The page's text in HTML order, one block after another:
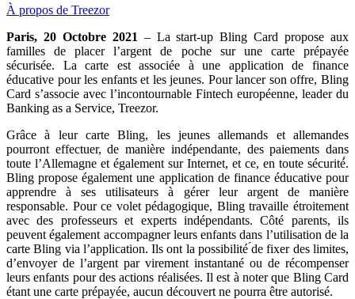
À propos de Treezor
Paris, 20 Octobre 2021 – La start-up Bling Card propose aux
familles de placer l’argent de poche sur une carte prépayée
sécurisée. La carte est associée à une application de finance
éducative pour les enfants et les jeunes. Pour lancer son offre, Bling
Card s’associe avec l’incontournable Fintech européenne, leader du
Banking as a Service, Treezor.
Grâce à leur carte Bling, les jeunes allemands et allemandes
pourront effectuer, de manière indépendante, des paiements dans
toute l’Allemagne et également sur Internet, et ce, en toute sécurité́.
Bling propose également une application de finance éducative pour
apprendre à ses utilisateurs à gérer leur argent de manière
responsable. Pour ce volet pédagogique, Bling travaille étroitement
avec des professeurs et experts indépendants. Côté parents, ils
peuvent également accompagner leurs enfants dans l’utilisation de la
carte Bling via l’application. Ils ont la possibilité ́de fixer des limites,
d’envoyer de l’argent par virement instantané ou de récompenser
leurs enfants pour des actions réalisées. Il est à noter que Bling Card
étant une carte prépayée, aucun découvert ne pourra être autorisé.